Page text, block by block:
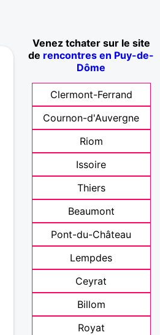
Venez tchater sur le site
de rencontres en Puy-de-
Dôme
Clermont-Ferrand
Cournon-d'Auvergne
Riom
Issoire
Thiers
Beaumont
Pont-du-Château
Lempdes
Ceyrat
Billom
Royat